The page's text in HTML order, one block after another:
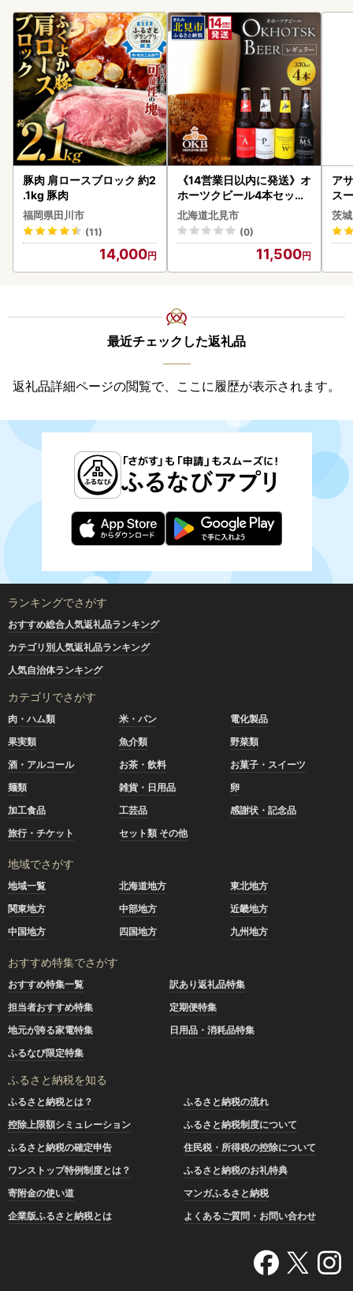
豚肉 肩ロースブロック 約2
.1kg 豚肉
福岡県田川市
(11)
14,000
《14営業日以内に発送》オ
ホーツクビール4本セット
( 飲料 飲み物 お酒 ビール
クラフトビール 瓶ビール
贈答 ギフト 贈り物 お中元
御中元 お歳暮 御歳暮 お祝
い プレゼント モルトビー
北海道北見市
(0)
11,500
ア
ス
8本
茨
最近チェックした返礼品
返礼品詳細ページの閲覧で、ここに履歴が表示されます。
ランキングでさがす
おすすめ総合人気返礼品ランキング
カテゴリ別人気返礼品ランキング
人気自治体ランキング
カテゴリでさがす
肉・ハム類 米・パン
電化製品
果実類
魚介類
野菜類
酒・アルコール
お茶・飲料
お菓子・スイーツ
麺類
雑貨・日用品
卵
加工食品
工芸品
感謝状・記念品
旅行・チケット
セット類 その他
地域でさがす
地域一覧 北海道地方
東北地方
関東地方
中部地方
近畿地方
中国地方
四国地方 九州地方
おすすめ特集でさがす
おすすめ特集一覧
訳あり返礼品特集
担当者おすすめ特集
定期便特集
地元が誇る家電特集
日用品・消耗品特集
ふるなび限定特集
ふるさと納税を知る
ふるさと納税とは？
ふるさと納税の流れ
控除上限額シミュレーション
ふるさと納税制度について
ふるさと納税の確定申告
住民税・所得税の控除について
ワンストップ特例制度とは？
ふるさと納税のお礼特典
寄附金の使い道
マンガふるさと納税
企業版ふるさと納税とは
よくあるご質問・お問い合わせ